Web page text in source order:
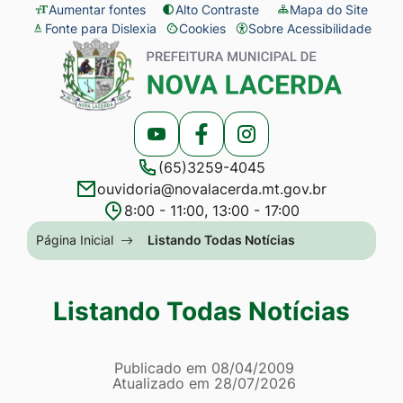
Seção
de
atalhos
acessibilidade
Ir
para
conteúdo
menu
[alt+2]
para
Aumentar fontes Alto Contraste
Mapa do Site
Fonte para Dislexia
Cookies
Abrir
preferências
de
cookies
Sobre Acessibilidade
Seção
menu
Acessar
a
Rede
Social
Acessar
a
Rede
Social
Acessar
a
Rede
Social
(65)3259-4045
ouvidoria@novalacerda.mt.gov.br
8:00 - 11:00, 13:00 - 17:00
Seção
do
principal
Página Inicial Listando Todas Notícias
Listando Todas Notícias
Página Listando Todas
Informações
Publicado em 08/04/2009
Atualizado em 28/07/2026